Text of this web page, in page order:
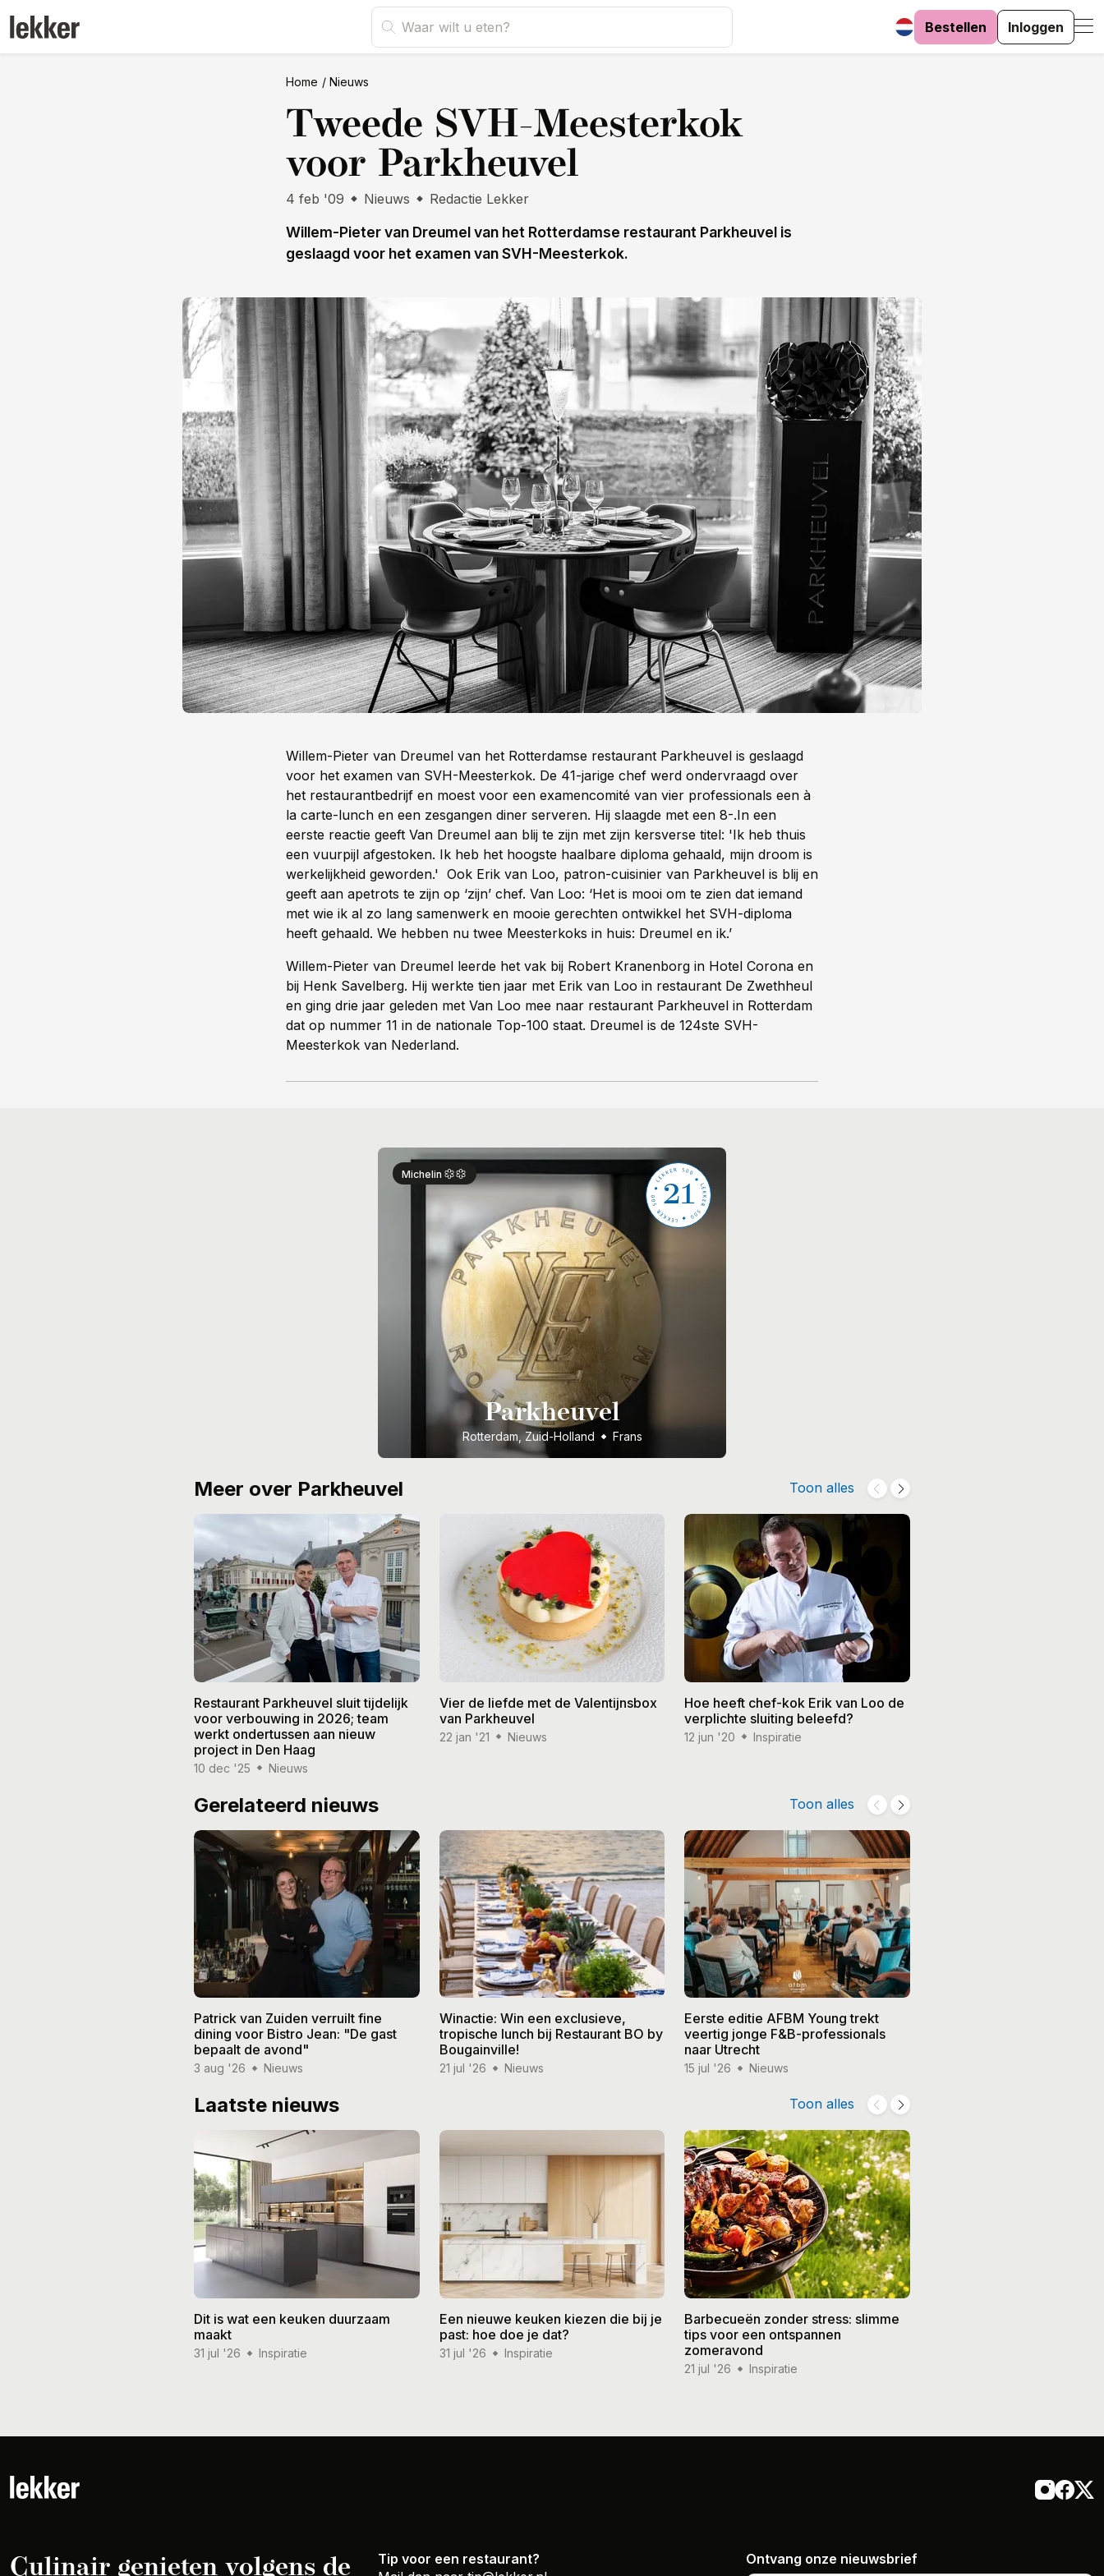
Bestellen Inloggen
Home Nieuws
Tweede SVH-Meesterkok
voor Parkheuvel
4 feb '09 Nieuws Redactie Lekker
Willem-Pieter van Dreumel van het Rotterdamse restaurant Parkheuvel is
geslaagd voor het examen van SVH-Meesterkok.
Willem-Pieter van Dreumel van het Rotterdamse restaurant Parkheuvel is geslaagd
voor het examen van SVH-Meesterkok. De 41-jarige chef werd ondervraagd over
het restaurantbedrijf en moest voor een examencomité van vier professionals een à
la carte-lunch en een zesgangen diner serveren. Hij slaagde met een 8-.In een
eerste reactie geeft Van Dreumel aan blij te zijn met zijn kersverse titel: 'Ik heb thuis
een vuurpijl afgestoken. Ik heb het hoogste haalbare diploma gehaald, mijn droom is
werkelijkheid geworden.' Ook Erik van Loo, patron-cuisinier van Parkheuvel is blij en
geeft aan apetrots te zijn op ‘zijn’ chef. Van Loo: ‘Het is mooi om te zien dat iemand
met wie ik al zo lang samenwerk en mooie gerechten ontwikkel het SVH-diploma
heeft gehaald. We hebben nu twee Meesterkoks in huis: Dreumel en ik.’
Willem-Pieter van Dreumel leerde het vak bij Robert Kranenborg in Hotel Corona en
bij Henk Savelberg. Hij werkte tien jaar met Erik van Loo in restaurant De Zwethheul
en ging drie jaar geleden met Van Loo mee naar restaurant Parkheuvel in Rotterdam
dat op nummer 11 in de nationale Top-100 staat. Dreumel is de 124ste SVH-
Meesterkok van Nederland.
21
Michelin
Parkheuvel
Rotterdam, Zuid-Holland Frans
Meer over Parkheuvel Toon alles
Restaurant Parkheuvel sluit tijdelijk
voor verbouwing in 2026; team
werkt ondertussen aan nieuw
project in Den Haag
10 dec '25 Nieuws
Vier de liefde met de Valentijnsbox
van Parkheuvel
22 jan '21 Nieuws
Hoe heeft chef-kok Erik van Loo de
verplichte sluiting beleefd?
12 jun '20 Inspiratie
Gerelateerd nieuws Toon alles
Patrick van Zuiden verruilt fine
dining voor Bistro Jean: "De gast
bepaalt de avond"
3 aug '26 Nieuws
Winactie: Win een exclusieve,
tropische lunch bij Restaurant BO by
Bougainville!
21 jul '26 Nieuws
Eerste editie AFBM Young trekt
veertig jonge F&B-professionals
naar Utrecht
15 jul '26 Nieuws
Laatste nieuws Toon alles
Dit is wat een keuken duurzaam
maakt
31 jul '26 Inspiratie
Een nieuwe keuken kiezen die bij je
past: hoe doe je dat?
31 jul '26 Inspiratie
Barbecueën zonder stress: slimme
tips voor een ontspannen
zomeravond
21 jul '26 Inspiratie
Culinair genieten volgens de
Tip voor een restaurant?
Ontvang onze nieuwsbrief